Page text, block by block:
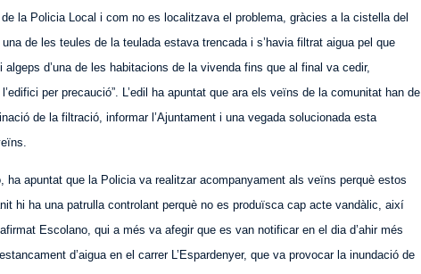
la Policia Local i com no es localitzava el problema, gràcies a la cistella del
de les teules de la teulada estava trencada i s’havia filtrat aigua pel que
d’una de les habitacions de la vivenda fins que al final va cedir,
per precaució”. L’edil ha apuntat que ara els veïns de la comunitat han de
de la filtració, informar l’Ajuntament i una vegada solucionada esta
ha apuntat que la Policia va realitzar acompanyament als veïns perquè estos
hi ha una patrulla controlant perquè no es produïsca cap acte vandàlic, així
Escolano, qui a més va afegir que es van notificar en el dia d’ahir més
d’aigua en el carrer L’Espardenyer, que va provocar la inundació de